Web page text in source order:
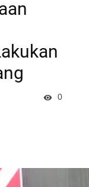
0